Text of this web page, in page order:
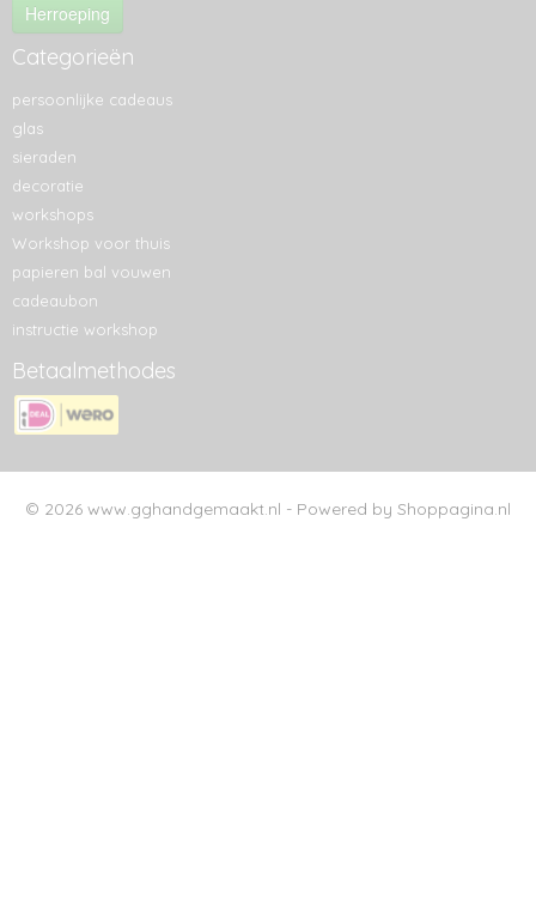
Herroeping
Categorieën
persoonlijke cadeaus
glas
sieraden
decoratie
workshops
Workshop voor thuis
papieren bal vouwen
cadeaubon
instructie workshop
Betaalmethodes
© 2026 www.gghandgemaakt.nl - Powered by Shoppagina.nl